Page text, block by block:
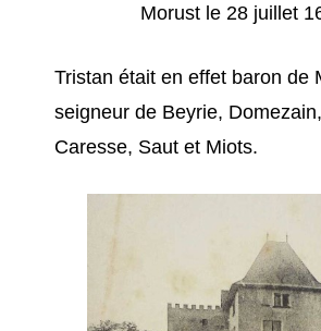
Morust le 28 juillet
Tristan était en effet baron de
seigneur de Beyrie,
Caresse, Saut et Miots.